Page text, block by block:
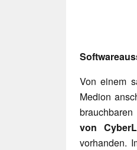
Von einem
Medion
von
vorhanden.